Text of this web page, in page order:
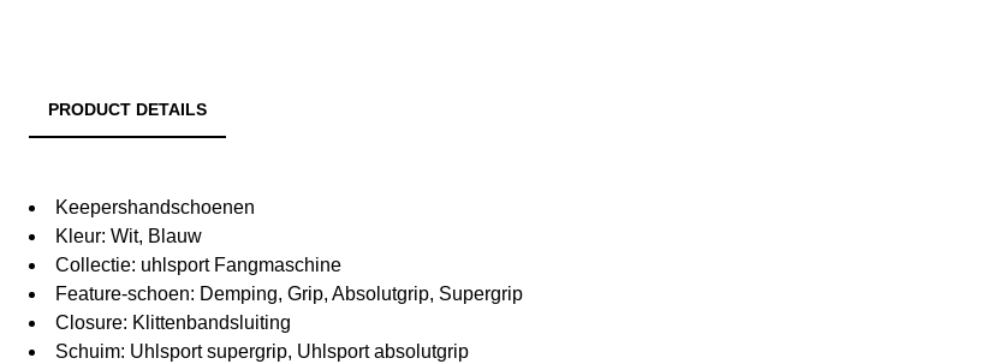
PRODUCT DETAILS
Keepershandschoenen
Kleur: Wit, Blauw
Collectie: uhlsport Fangmaschine
Feature-schoen: Demping, Grip, Absolutgrip, Supergrip
Closure: Klittenbandsluiting
Schuim: Uhlsport supergrip, Uhlsport absolutgrip